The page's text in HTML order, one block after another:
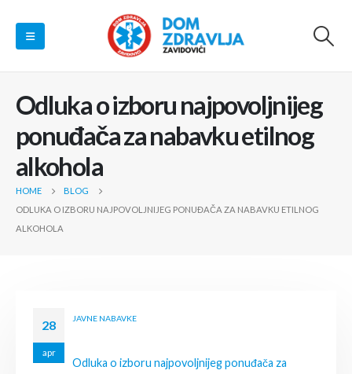
Odluka o izboru najpovoljnijeg
ponuđača za nabavku etilnog
alkohola
HOME
BLOG
ODLUKA O IZBORU NAJPOVOLJNIJEG PONUĐAČA ZA NABAVKU ETILNOG
ALKOHOLA
28
apr
JAVNE NABAVKE
Odluka o izboru najpovoljnijeg ponuđača za